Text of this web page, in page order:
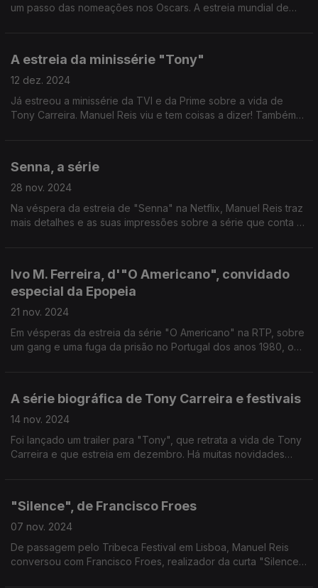
um passo das nomeações nos Oscars. A estreia mundial de
A estreia da minissérie "Tony"
12 dez. 2024
Já estreou a minissérie da TVI e da Prime sobre a vida de
Tony Carreira. Manuel Reis viu e tem coisas a dizer! Também
Senna, a série
28 nov. 2024
Na véspera da estreia de "Senna" na Netflix, Manuel Reis traz
mais detalhes e as suas impressões sobre a série que conta a
Ivo M. Ferreira, d'"O Americano", convidado
especial da Epopeia
21 nov. 2024
Em vésperas da estreia da série "O Americano" na RTP, sobre
um gang e uma fuga da prisão no Portugal dos anos 1980, o
A série biográfica de Tony Carreira e festivais
14 nov. 2024
Foi lançado um trailer para "Tony", que retrata a vida de Tony
Carreira e que estreia em dezembro. Há muitas novidades
"Silence", de Francisco Froes
07 nov. 2024
De passagem pelo Tribeca Festival em Lisboa, Manuel Reis
conversou com Francisco Froes, realizador da curta "Silence",